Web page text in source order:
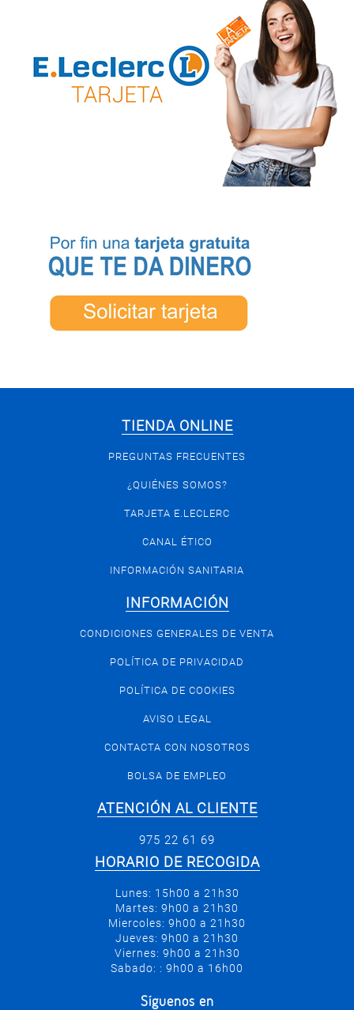
TIENDA ONLINE
PREGUNTAS FRECUENTES
¿QUIÉNES SOMOS?
TARJETA E.LECLERC
CANAL ÉTICO
INFORMACIÓN SANITARIA
INFORMACIÓN
CONDICIONES GENERALES DE VENTA
POLÍTICA DE PRIVACIDAD
POLÍTICA DE COOKIES
AVISO LEGAL
CONTACTA CON NOSOTROS
BOLSA DE EMPLEO
ATENCIÓN AL CLIENTE
975 22 61 69
HORARIO DE RECOGIDA
Lunes: 15h00 a 21h30
Martes: 9h00 a 21h30
Miercoles: 9h00 a 21h30
Jueves: 9h00 a 21h30
Viernes: 9h00 a 21h30
Sabado: : 9h00 a 16h00
Síguenos en